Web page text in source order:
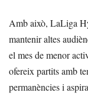
Amb això, LaLiga
mantenir altes
el mes de menor
ofereix partits amb
permanències i